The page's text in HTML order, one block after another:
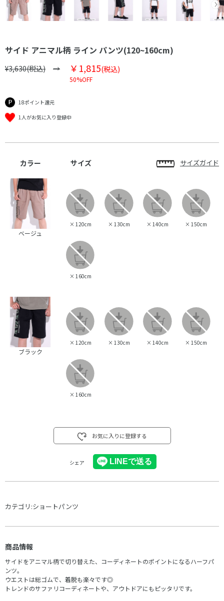
サイド アニマル柄 ライン パンツ(120~160cm)
¥3,630(税込) ￥1,815(税込)
50%OFF
18ポイント還元
1人がお気に入り登録中
カラー サイズ サイズガイド
ベージュ
× 120cm × 130cm × 140cm × 150cm
× 160cm
ブラック
× 120cm × 130cm × 140cm × 150cm
× 160cm
お気に入りに登録する
シェア
カテゴリ:ショートパンツ
商品情報
サイドをアニマル柄で切り替えた、コーディネートのポイントになるハーフパ
ンツ。
ウエストは総ゴムで、着脱も楽々です◎
トレンドのサファリコーディネートや、アウトドアにもピッタリです。